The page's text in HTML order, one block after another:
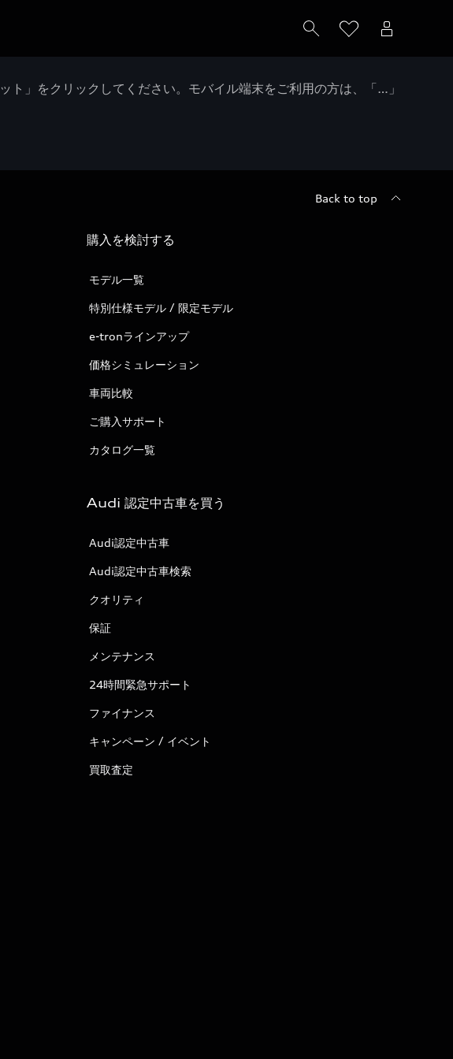
」をクリックしてください。モバイル端末をご利用の方は、「…」
Back to top
購入を検討する
モデル一覧
特別仕様モデル / 限定モデル
e-tronラインアップ
価格シミュレーション
車両比較
ご購入サポート
カタログ一覧
Audi 認定中古車を買う
Audi認定中古車
Audi認定中古車検索
クオリティ
保証
メンテナンス
24時間緊急サポート
ファイナンス
キャンペーン / イベント
買取査定